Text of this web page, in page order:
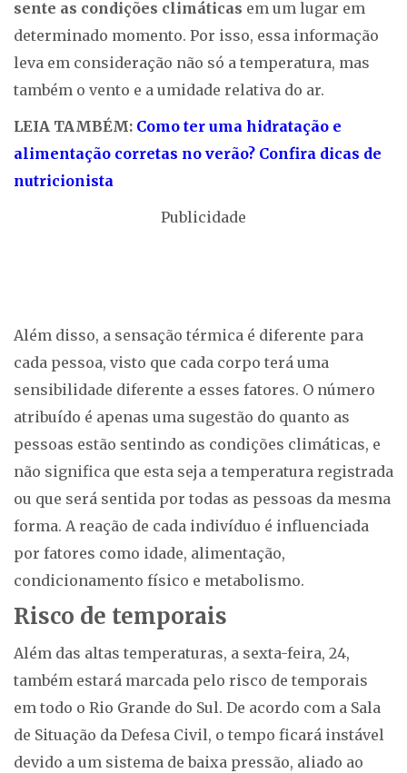
sente as condições climáticas em um lugar em
determinado momento. Por isso, essa informação
leva em consideração não só a temperatura, mas
também o vento e a umidade relativa do ar.
LEIA TAMBÉM: Como ter uma hidratação e
alimentação corretas no verão? Confira dicas de
nutricionista
Publicidade
Além disso, a sensação térmica é diferente para
cada pessoa, visto que cada corpo terá uma
sensibilidade diferente a esses fatores. O número
atribuído é apenas uma sugestão do quanto as
pessoas estão sentindo as condições climáticas, e
não significa que esta seja a temperatura registrada
ou que será sentida por todas as pessoas da mesma
forma. A reação de cada indivíduo é influenciada
por fatores como idade, alimentação,
condicionamento físico e metabolismo.
Risco de temporais
Além das altas temperaturas, a sexta-feira, 24,
também estará marcada pelo risco de temporais
em todo o Rio Grande do Sul. De acordo com a Sala
de Situação da Defesa Civil, o tempo ficará instável
devido a um sistema de baixa pressão, aliado ao